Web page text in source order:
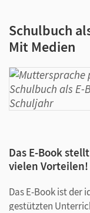
Schulbuch
Mit Medien
Das E-Book
vielen Vorteilen!
Das E-Book ist der
gestützten